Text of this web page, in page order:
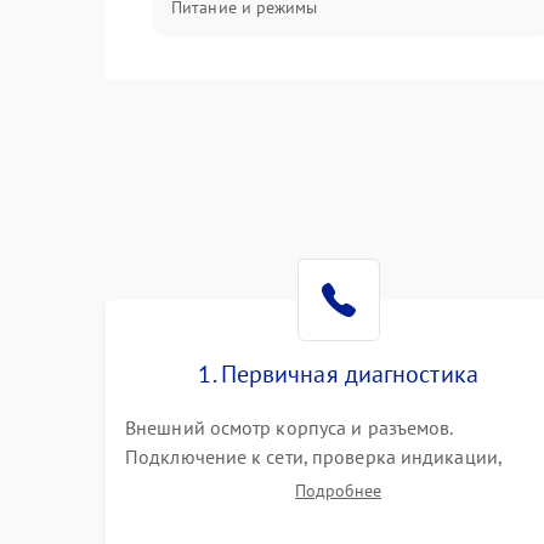
Питание и режимы
1. Первичная диагностика
Внешний осмотр корпуса и разъемов.
Подключение к сети, проверка индикации,
звуковых сигналов и кодов ошибок. Измерение
Подробнее